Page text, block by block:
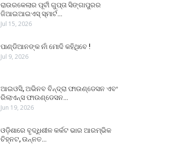
ରାଉରକେଲାର ପୂର୍ବୀ ଗୁପ୍ତା ସିଙ୍ଗାପୁରର
ଜିଆଇଆଇଏସ୍ ସ୍ମାର୍ଟ…
Jul 15, 2026
ପାଣ୍ଡିଆନଙ୍କ ନାଁ ମୋଦି କହିଥିବେ !
Jul 9, 2026
ଆଇଓସି, ଅଭିନବ ବିନ୍ଦ୍ରା ଫାଉଣ୍ଡେସନ ଏବଂ
ରିଲାଏନ୍ସ ଫାଉଣ୍ଡେସନ…
Jun 19, 2026
ଓଡ଼ିଶାରେ ବୃଦ୍ଧିଶୀଳ କର୍କଟ ଭାର ଆରମ୍ଭିକ
ଚିହ୍ନଟ, ଉନ୍ନତ…